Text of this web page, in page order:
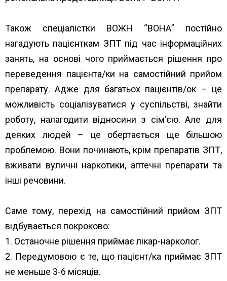
Також спеціалістки ВОЖН “ВОНА” постійно
нагадують пацієнткам ЗПТ під час інформаційних
занять, на основі чого приймається рішення про
переведення пацієнта/ки на самостійний прийом
препарату. Адже для багатьох пацієнтів/ок – це
можливість соціалізуватися у суспільстві, знайти
роботу, налагодити відносини з сім’єю. Але для
деяких людей – це обертається ще більшою
проблемою. Вони починають, крім препаратів ЗПТ,
вживати вуличні наркотики, аптечні препарати та
інші речовини.
Саме тому, перехід на самостійний прийом ЗПТ
відбувається покроково:
1. Останочне рішення приймає лікар-нарколог.
2. Передумовою є те, що пацієнт/ка приймає ЗПТ
не меньше 3-6 місяців.